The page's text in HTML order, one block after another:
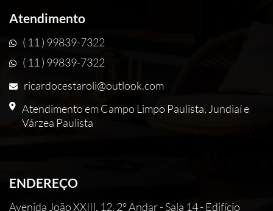
Atendimento
( 11 ) 99839-7322
( 11 ) 99839-7322
ricardocestaroli@outlook.com
Atendimento em Campo Limpo Paulista, Jundiaí e
Várzea Paulista
ENDEREÇO
Avenida João XXIII, 12, 2° Andar - Sala 14 - Edifício